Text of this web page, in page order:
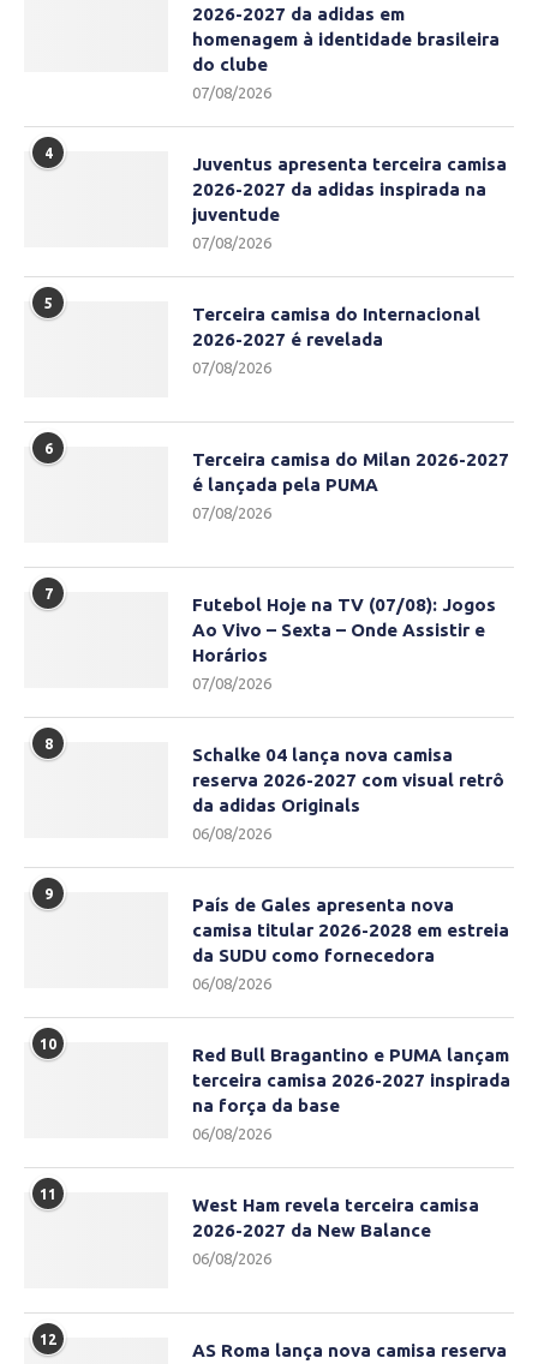
2026-2027 da adidas em
homenagem à identidade brasileira
do clube
07/08/2026
4
Juventus apresenta terceira camisa
2026-2027 da adidas inspirada na
juventude
07/08/2026
5
Terceira camisa do Internacional
2026-2027 é revelada
07/08/2026
6
Terceira camisa do Milan 2026-2027
é lançada pela PUMA
07/08/2026
7
Futebol Hoje na TV (07/08): Jogos
Ao Vivo – Sexta – Onde Assistir e
Horários
07/08/2026
8
Schalke 04 lança nova camisa
reserva 2026-2027 com visual retrô
da adidas Originals
06/08/2026
9
País de Gales apresenta nova
camisa titular 2026-2028 em estreia
da SUDU como fornecedora
06/08/2026
10
Red Bull Bragantino e PUMA lançam
terceira camisa 2026-2027 inspirada
na força da base
06/08/2026
11
West Ham revela terceira camisa
2026-2027 da New Balance
06/08/2026
12
AS Roma lança nova camisa reserva